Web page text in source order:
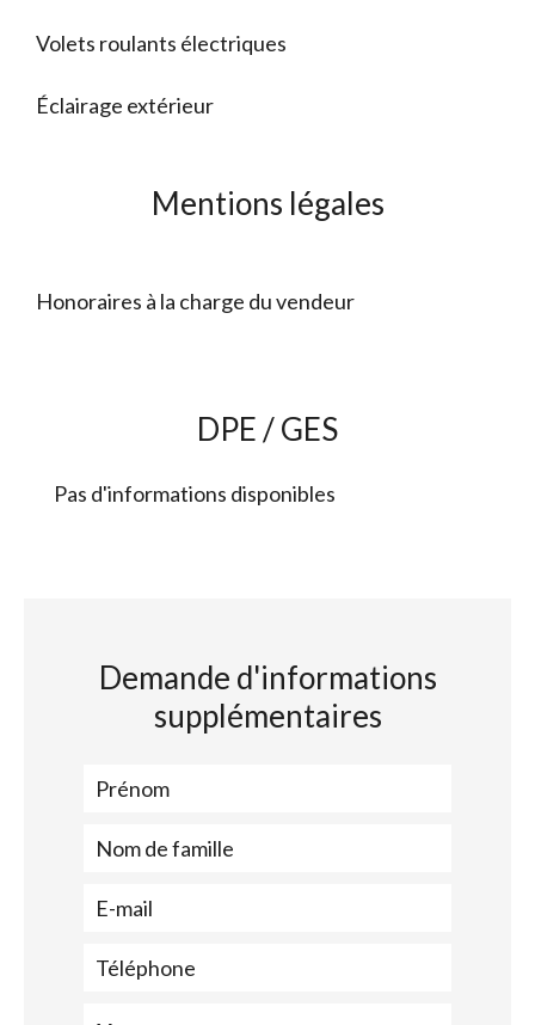
Volets roulants électriques
Éclairage extérieur
Mentions légales
Honoraires à la charge du vendeur
DPE / GES
Pas d'informations disponibles
Demande d'informations
supplémentaires